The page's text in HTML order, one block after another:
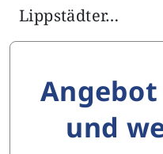
Lippstädter…
und